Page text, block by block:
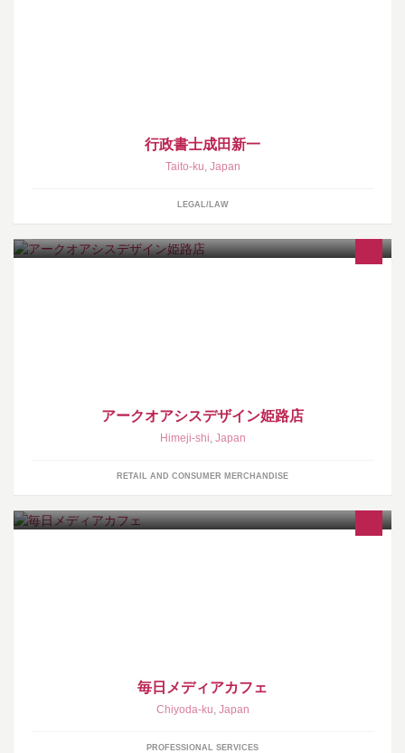
行政書士成田新一
Taito-ku, Japan
LEGAL/LAW
アークオアシスデザイン姫路店
Himeji-shi, Japan
RETAIL AND CONSUMER MERCHANDISE
毎日メディアカフェ
Chiyoda-ku, Japan
PROFESSIONAL SERVICES